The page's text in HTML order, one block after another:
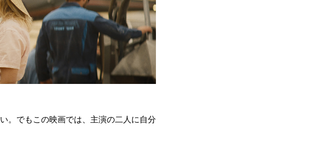
。でもこの映画では、主演の二人に自分